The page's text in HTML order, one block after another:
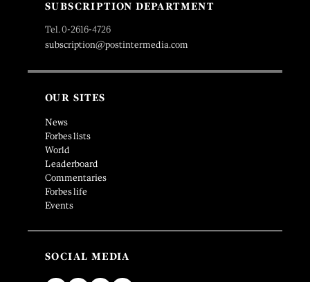
SUBSCRIPTION DEPARTMENT
Tel. 0-2616-4726
subscription@postintermedia.com
OUR SITES
News
Forbes lists
World
Leaderboard
Commentaries
Forbes life
Events
SOCIAL MEDIA